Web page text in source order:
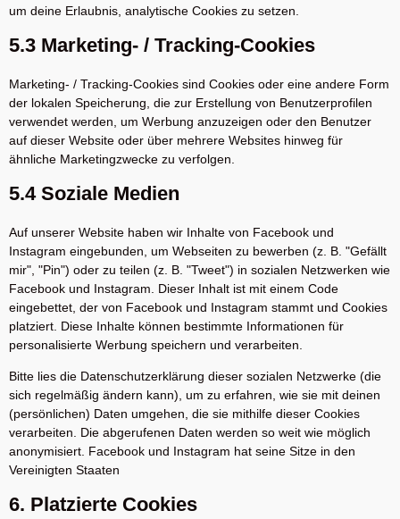
um deine Erlaubnis, analytische Cookies zu setzen.
5.3 Marketing- / Tracking-Cookies
Marketing- / Tracking-Cookies sind Cookies oder eine andere Form
der lokalen Speicherung, die zur Erstellung von Benutzerprofilen
verwendet werden, um Werbung anzuzeigen oder den Benutzer
auf dieser Website oder über mehrere Websites hinweg für
ähnliche Marketingzwecke zu verfolgen.
5.4 Soziale Medien
Auf unserer Website haben wir Inhalte von Facebook und
Instagram eingebunden, um Webseiten zu bewerben (z. B. "Gefällt
mir", "Pin") oder zu teilen (z. B. "Tweet") in sozialen Netzwerken wie
Facebook und Instagram. Dieser Inhalt ist mit einem Code
eingebettet, der von Facebook und Instagram stammt und Cookies
platziert. Diese Inhalte können bestimmte Informationen für
personalisierte Werbung speichern und verarbeiten.
Bitte lies die Datenschutzerklärung dieser sozialen Netzwerke (die
sich regelmäßig ändern kann), um zu erfahren, wie sie mit deinen
(persönlichen) Daten umgehen, die sie mithilfe dieser Cookies
verarbeiten. Die abgerufenen Daten werden so weit wie möglich
anonymisiert. Facebook und Instagram hat seine Sitze in den
Vereinigten Staaten
6. Platzierte Cookies